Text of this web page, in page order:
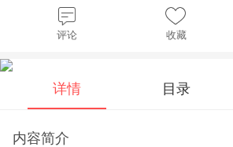
评论 收藏
详情 目录
内容简介